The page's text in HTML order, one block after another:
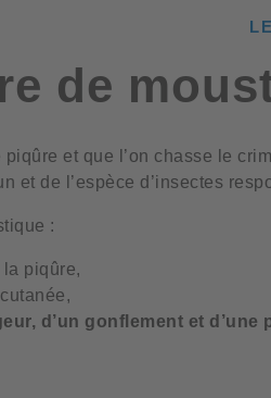
de
et que l’on chasse le
et de l’espèce d’insectes
:
piqûre,
cutanée,
d’un gonflement et d’une